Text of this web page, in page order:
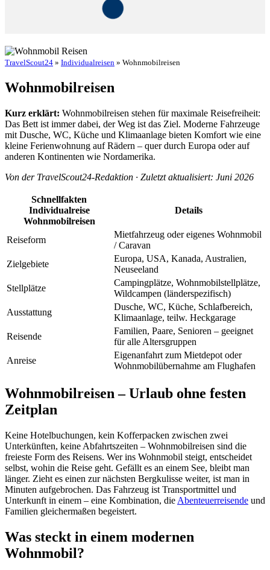
TravelScout24 » Individualreisen » Wohnmobilreisen
Wohnmobilreisen
Kurz erklärt: Wohnmobilreisen stehen für maximale Reisefreiheit:
Das Bett ist immer dabei, der Weg ist das Ziel. Moderne Fahrzeuge
mit Dusche, WC, Küche und Klimaanlage bieten Komfort wie eine
kleine Ferienwohnung auf Rädern – quer durch Europa oder auf
anderen Kontinenten wie Nordamerika.
Von der TravelScout24-Redaktion · Zuletzt aktualisiert: Juni 2026
Schnellfakten
Individualreise
Wohnmobilreisen
Details
Reiseform
Mietfahrzeug oder eigenes Wohnmobil
/ Caravan
Zielgebiete
Europa, USA, Kanada, Australien,
Neuseeland
Stellplätze
Campingplätze, Wohnmobilstellplätze,
Wildcampen (länderspezifisch)
Ausstattung
Dusche, WC, Küche, Schlafbereich,
Klimaanlage, teilw. Heckgarage
Reisende
Familien, Paare, Senioren – geeignet
für alle Altersgruppen
Anreise
Eigenanfahrt zum Mietdepot oder
Wohnmobilübernahme am Flughafen
Wohnmobilreisen – Urlaub ohne festen
Zeitplan
Keine Hotelbuchungen, kein Kofferpacken zwischen zwei
Unterkünften, keine Abfahrtszeiten – Wohnmobilreisen sind die
freieste Form des Reisens. Wer ins Wohnmobil steigt, entscheidet
selbst, wohin die Reise geht. Gefällt es an einem See, bleibt man
länger. Zieht es einen zur nächsten Bergkulisse weiter, ist man in
Minuten aufgebrochen. Das Fahrzeug ist Transportmittel und
Unterkunft in einem – eine Kombination, die Abenteuerreisende und
Familien gleichermaßen begeistert.
Was steckt in einem modernen
Wohnmobil?